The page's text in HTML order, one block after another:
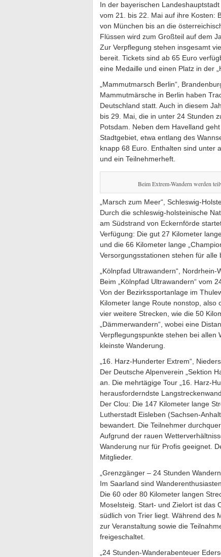
In der bayerischen
vom 21. bis 22. Mai auf ihre Kosten:
von München bis an die
Flüssen wird zum Großteil auf dem
Zur Verpflegung stehen insgesamt
bereit. Tickets sind ab 65 Euro
eine Medaille und einen Platz in der
„Mammutmarsch Berlin“,
Mammutmärsche in Berlin haben
Deutschland statt. Auch in diesem
bis 29. Mai, die in unter 24 Stunden
Potsdam. Neben dem Havelland
Stadtgebiet, etwa entlang des
knapp 68 Euro. Enthalten sind unter
und ein Teilnehmerheft.
Beim Extrem-Wandern werden
„Marsch zum Meer“, Schleswig-
Durch die schleswig-holsteinische
am Südstrand von Eckernförde
Verfügung: Die gut 27 Kilometer
und die 66 Kilometer lange
Versorgungsstationen stehen für alle
„Kölnpfad Ultrawandern“,
Beim „Kölnpfad Ultrawandern“ vom
Von der Bezirkssportanlage im
Kilometer lange Route nonstop, also
vier weitere Strecken, wie die 50
„Dämmerwandern“, wobei eine
Verpflegungspunkte stehen bei allen
kleinste Wanderung.
„16. Harz-Hunderter Extrem“,
Der Deutsche Alpenverein „Sektion
an. Die mehrtägige Tour „16. Harz-
herausforderndste
Der Clou: Die 147 Kilometer lange
Lutherstadt Eisleben (Sachsen-
bewandert. Die Teilnehmer
Aufgrund der rauen
Wanderung nur für Profis geeignet.
Mitglieder.
„Grenzgänger – 24 Stunden
Im Saarland sind
Die 60 oder 80 Kilometer langen
Moselsteig. Start- und Zielort ist das
südlich von Trier liegt. Während des
zur Veranstaltung sowie die
freigeschaltet.
„24 Stunden-Wanderabenteuer